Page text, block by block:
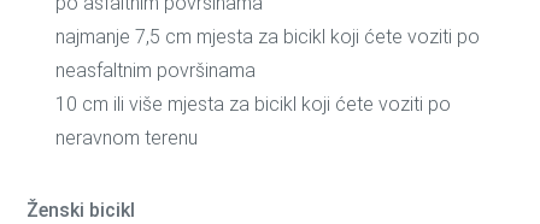
najmanje 7,5 cm mjesta za bicikl koji ćete voziti po
neasfaltnim površinama
10 cm ili više mjesta za bicikl koji ćete voziti po
neravnom terenu
Ženski bicikl